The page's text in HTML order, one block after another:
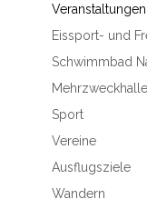
Veranstaltungen
Eissport- und
Schwimmbad
Sport
Vereine
Ausflugsziele
Wandern